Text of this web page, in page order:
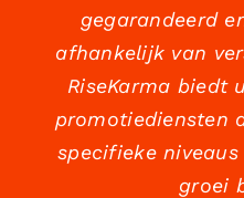
gegarandeerd
afhankelijk van
RiseKarma biedt
promotiediensten
specifieke
groei